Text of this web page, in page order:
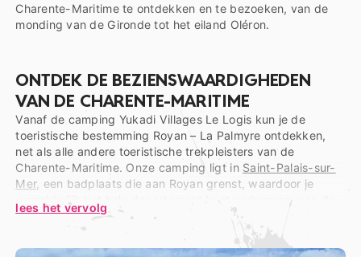
Charente-Maritime te ontdekken en te bezoeken, van de
monding van de Gironde tot het eiland Oléron.
ONTDEK DE BEZIENSWAARDIGHEDEN
VAN DE CHARENTE-MARITIME
Vanaf de camping Yukadi Villages Le Logis kun je de
toeristische bestemming Royan – La Palmyre ontdekken,
net als alle andere toeristische trekpleisters van de
Charente-Maritime. Onze camping ligt in Saint-Palais-sur-
Mer, een badplaats die aan Royan grenst, waardoor je
monding van de Gironde in het zuiden tot de stad La
en île d’Oléron, evenals, vlakbij de monding van de
lees het vervolg